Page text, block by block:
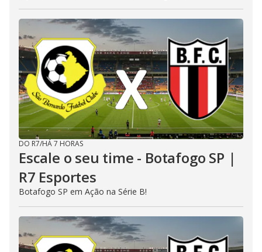
DO R7/HÁ 7 HORAS
Escale o seu time - Botafogo SP |
R7 Esportes
Botafogo SP em Ação na Série B!